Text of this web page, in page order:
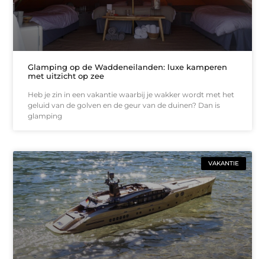
Glamping op de Waddeneilanden: luxe kamperen
met uitzicht op zee
Heb je zin in een vakantie waarbij je wakker wordt met het
geluid van de golven en de geur van de duinen? Dan is
glamping
VAKANTIE